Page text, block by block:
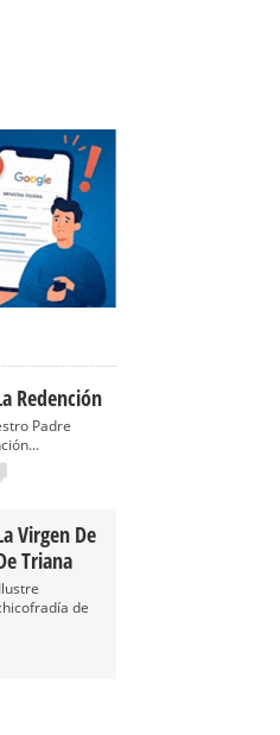
Redención
Padre
Virgen De
Triana
de